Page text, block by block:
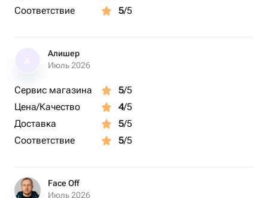
Соответствие
5/5
Алишер
Июль 2026
Сервис магазина 5/5
Цена/Качество
4/5
Доставка
5/5
Соответствие
5/5
Face Off
Июль 2026